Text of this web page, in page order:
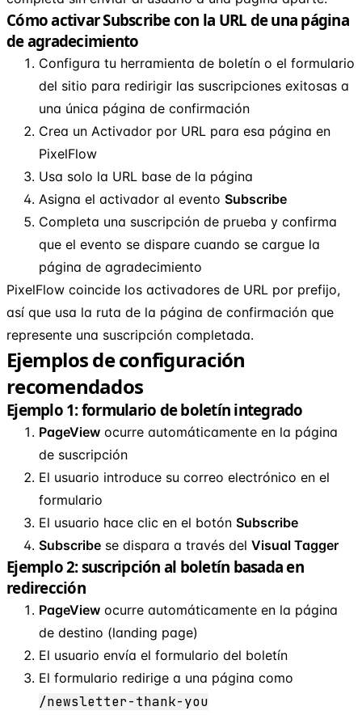
Cómo activar Subscribe con la URL de una página
de agradecimiento
Configura tu herramienta de boletín o el formulario
del sitio para redirigir las suscripciones exitosas a
una única página de confirmación
Crea un Activador por URL para esa página en
PixelFlow
Usa solo la URL base de la página
Asigna el activador al evento Subscribe
Completa una suscripción de prueba y confirma
que el evento se dispare cuando se cargue la
página de agradecimiento
PixelFlow coincide los activadores de URL por prefijo,
así que usa la ruta de la página de confirmación que
represente una suscripción completada.
Ejemplos de configuración
recomendados
Ejemplo 1: formulario de boletín integrado
PageView ocurre automáticamente en la página
de suscripción
El usuario introduce su correo electrónico en el
formulario
El usuario hace clic en el botón Subscribe
Subscribe se dispara a través del Visual Tagger
Ejemplo 2: suscripción al boletín basada en
redirección
PageView ocurre automáticamente en la página
de destino (landing page)
El usuario envía el formulario del boletín
El formulario redirige a una página como
/newsletter-thank-you